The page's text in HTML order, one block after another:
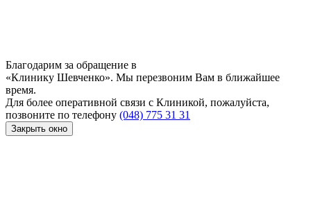
Благодарим за обращение в
«Клинику Шевченко». Мы перезвоним Вам в ближайшее
время.
Для более оперативной связи с Клиникой, пожалуйста,
позвоните по телефону (048) 775 31 31
Закрыть окно